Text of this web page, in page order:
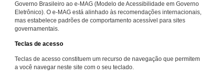
Governo Brasileiro ao e-MAG (Modelo de Acessibilidade em Governo
Eletrônico). O e-MAG está alinhado às recomendações internacionais,
mas estabelece padrões de comportamento acessível para sites
governamentais.
Teclas de acesso
Teclas de acesso constituem um recurso de navegação que permitem
a você navegar neste site com o seu teclado.